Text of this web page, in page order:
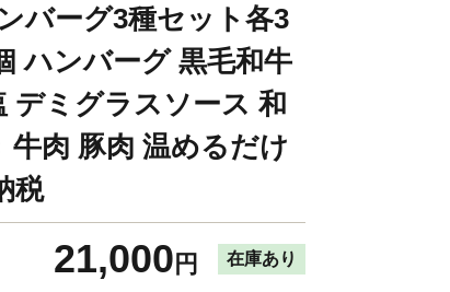
バーグ3種セット各3
ハンバーグ 黒毛和牛
デミグラスソース 和
牛肉 豚肉 温めるだけ
税
21,000 円 在庫あり